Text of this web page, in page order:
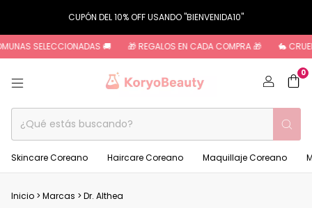
CUPÓN DEL 10% OFF USANDO "BIENVENIDA10"
SELECCIONADAS 🚚 🎁 REGALOS EN CADA COMPRA 🎁 🐇
0
Skincare Coreano Haircare Coreano Maquillaje Coreano
Inicio > Marcas > Dr. Althea